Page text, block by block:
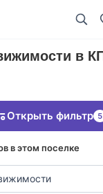
в
в этом поселке
Открыть фильтр 5